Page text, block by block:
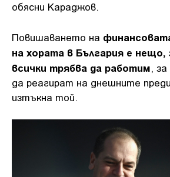
обясни Караджов.
Повишаването на
на хората в България е нещо,
всички трябва да работим ,
да реагират на днешните
изтъкна той.